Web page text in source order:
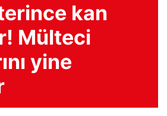
kan
Mülteci
yine